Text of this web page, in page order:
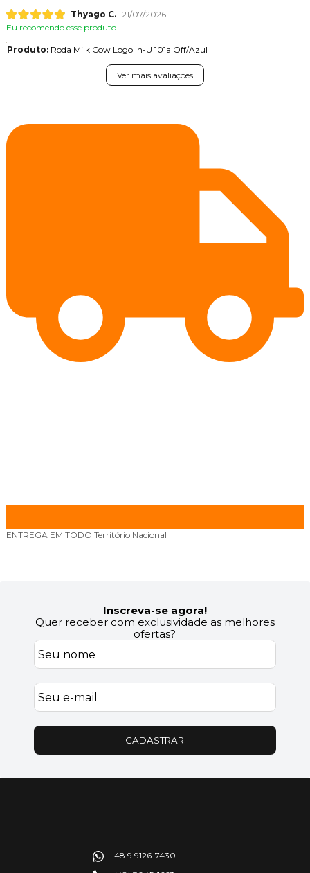
Thyago C. 21/07/2026
Eu recomendo esse produto.
Produto:Roda Milk Cow Logo In-U 101a Off/Azul
Ver mais avaliações
ENTREGA EM TODO Território Nacional
Inscreva-se agora!
Quer receber com exclusividade as melhores
ofertas?
CADASTRAR
48 9 9126-7430